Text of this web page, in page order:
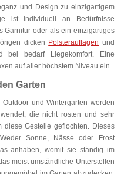
und Design zu einzigartigem
ist individuell an Bedürfnisse
Garnitur oder als ein einzigartiges
dicken Polsterauflagen und
bei bedarf Liegekomfort. Eine
auf aller höchstem Niveau ein.
Garten
und Wintergarten werden
die nicht rosten und sehr
diese Gestelle geflochten. Dieses
Sonne, Nässe oder Frost
anhaben, womit sie ständig im
meist umständliche Unterstellen